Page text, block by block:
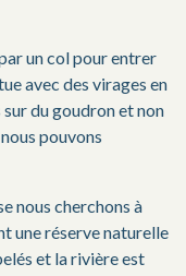
un col pour entrer
avec des virages en
du goudron et non
pouvons
nous cherchons à
une réserve naturelle
et la rivière est